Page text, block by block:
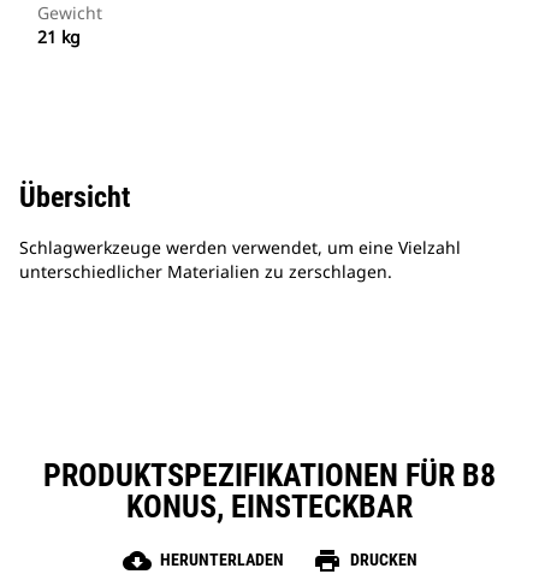
Gewicht
21 kg
Übersicht
Schlagwerkzeuge werden verwendet, um eine Vielzahl
unterschiedlicher Materialien zu zerschlagen.
PRODUKTSPEZIFIKATIONEN FÜR B8
KONUS, EINSTECKBAR
cloud_download HERUNTERLADEN print DRUCKEN